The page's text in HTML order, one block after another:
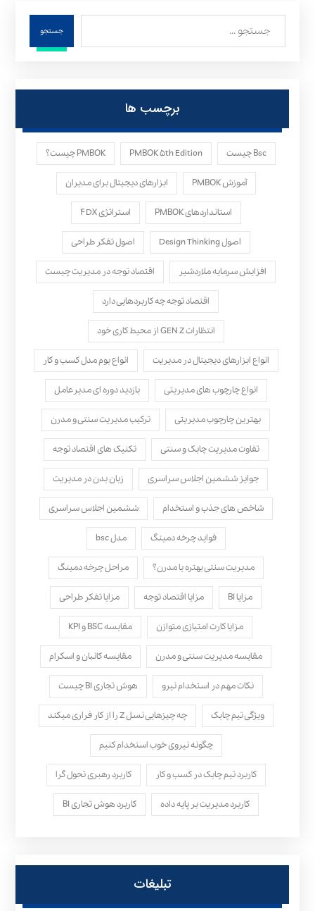
جستجو
برچسب ها
Bsc چیست PMBOK ۵th Edition PMBOK چیست؟
آموزش PMBOK ابزارهای دیجیتال برای مدیران
استانداردهای PMBOK استراتژی ۴DX
اصول Design Thinking اصول تفکر طراحی
افزایش سرمایه ملاردشیر اقتصاد توجه در مدیریت چیست
اقتصاد توجه چه کاربردهایی دارد
انتظارات GEN Z از محیط کاری خود
انواع ابزارهای دیجیتال در مدیریت انواع بوم مدل کسب‌ و کار
انواع چارچوب های مدیریتی بازدید دوره ای مدیرعامل
بهترین چارچوب مدیریتی ترکیب مدیریت سنتی و مدرن
تفاوت مدیریت چابک و سنتی تکنیک های اقتصاد توجه
جوایز ششمین اجلاس سراسری زبان بدن در مدیریت
شاخص های جذب و استخدام ششمین اجلاس سراسری
فواید چرخه دمینگ مدل bsc
مدیریت سنتی بهتره یا مدرن؟ مراحل چرخه دمینگ
مزایا BI مزایا اقتصاد توجه مزایا تفکر طراحی
مزایا کارت امتیازی متوازن مقایسه BSC و KPI
مقایسه مدیریت سنتی و مدرن مقایسه کانبان و اسکرام
نکات مهم در استخدام نیرو هوش تجاری BI چیست
ویژگی تیم چابک چه چیزهایی نسل Z را از کار فراری میکند
چگونه نیروی خوب استخدام کنیم
کاربرد تیم چابک در کسب و کار کاربرد رهبری تحول‌ گرا
کاربرد مدیریت بر پایه داده کاربرد هوش تجاری BI
تبلیغات